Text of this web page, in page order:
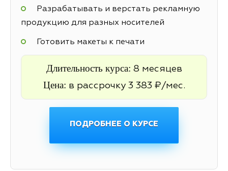
Разрабатывать и верстать рекламную
продукцию для разных носителей
Готовить макеты к печати
Длительность курса: 8 месяцев
Цена: в рассрочку 3 383 ₽/мес.
ПОДРОБНЕЕ О КУРСЕ